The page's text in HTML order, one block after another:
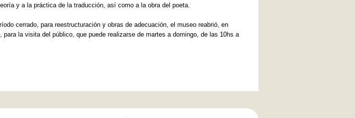
y a la práctica de la traducción, así como a la obra del poeta.
cerrado, para reestructuración y obras de adecuación, el museo reabrió, en
para la visita del público, que puede realizarse de martes a domingo, de las 10hs a